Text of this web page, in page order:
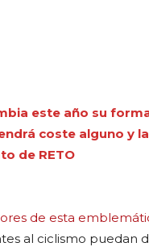
este año su
coste alguno y
de RETO
de esta
al ciclismo puedan